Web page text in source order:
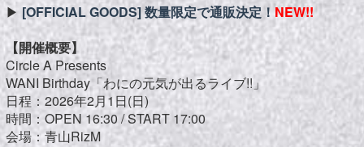
▶︎ [OFFICIAL GOODS] 数量限定で通販決定！NEW!!
【開催概要】
Circle A Presents
WANI Birthday「わにの元気が出るライブ!!」
日程：2026年2月1日(日)
時間：OPEN 16:30 / START 17:00
会場： 青山RizM